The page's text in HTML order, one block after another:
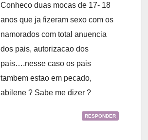
Conheco duas mocas de 17- 18
anos que ja fizeram sexo com os
namorados com total anuencia
dos pais, autorizacao dos
pais….nesse caso os pais
tambem estao em pecado,
abilene ? Sabe me dizer ?
RESPONDER